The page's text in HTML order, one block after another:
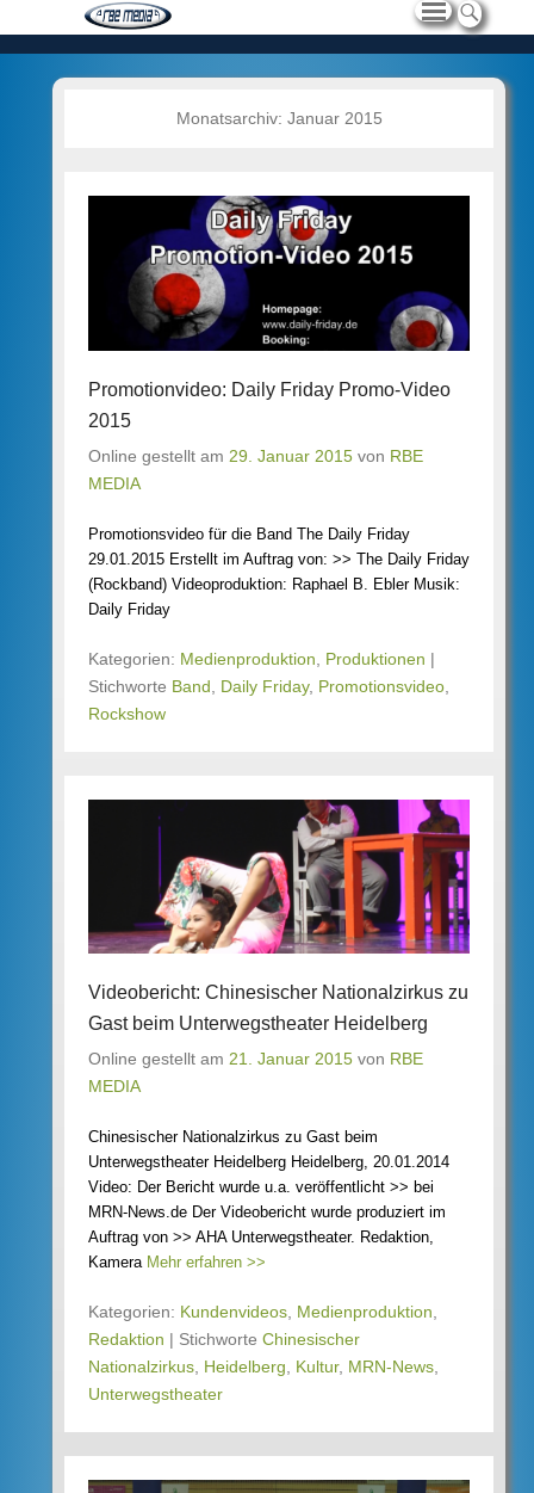
Monatsarchiv: Januar 2015
Promotionvideo: Daily Friday Promo-Video
2015
Online gestellt am 29. Januar 2015 von RBE
MEDIA
Promotionsvideo für die Band The Daily Friday
29.01.2015 Erstellt im Auftrag von: >> The Daily Friday
(Rockband) Videoproduktion: Raphael B. Ebler Musik:
Daily Friday
Kategorien: Medienproduktion Produktionen |
Stichworte Band Daily Friday, Promotionsvideo
Rockshow
Videobericht: Chinesischer Nationalzirkus zu
Gast beim Unterwegstheater Heidelberg
Online gestellt am 21. Januar 2015 von RBE
MEDIA
Chinesischer Nationalzirkus zu Gast beim
Unterwegstheater Heidelberg Heidelberg, 20.01.2014
Video: Der Bericht wurde u.a. veröffentlicht >> bei
MRN-News.de Der Videobericht wurde produziert im
Auftrag von >> AHA Unterwegstheater. Redaktion,
Kamera Mehr erfahren >>
Kategorien: Kundenvideos Medienproduktion
Redaktion | Stichworte Chinesischer
Nationalzirkus Heidelberg Kultur, MRN-News
Unterwegstheater